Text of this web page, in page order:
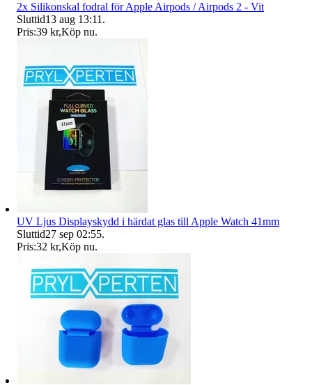
2x Silikonskal fodral för Apple Airpods / Airpods 2 - Vit
Sluttid13 aug 13:11 .
Pris:39 kr,Köp nu.
UV Ljus Displayskydd i härdat glas till Apple Watch 41mm
Sluttid27 sep 02:55.
Pris:32 kr,Köp nu.